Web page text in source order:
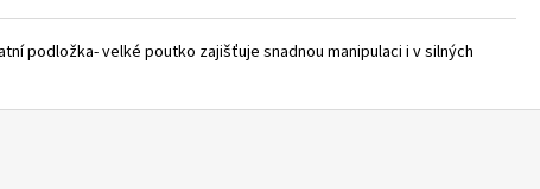
podložka- velké poutko zajišťuje snadnou manipulaci i v silných